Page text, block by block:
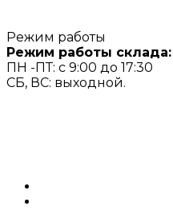
Режим работы
Режим работы склада:
ПН -ПТ: с 9:00 до 17:30
СБ, ВС: выходной.